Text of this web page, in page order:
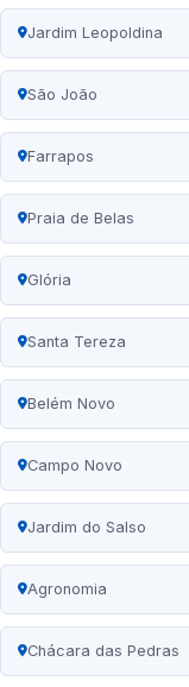
Jardim Leopoldina
São João
Farrapos
Praia de Belas
Glória
Santa Tereza
Belém Novo
Campo Novo
Jardim do Salso
Agronomia
Chácara das Pedras